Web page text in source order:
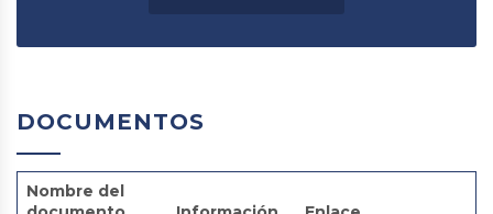
DOCUMENTOS
Nombre del